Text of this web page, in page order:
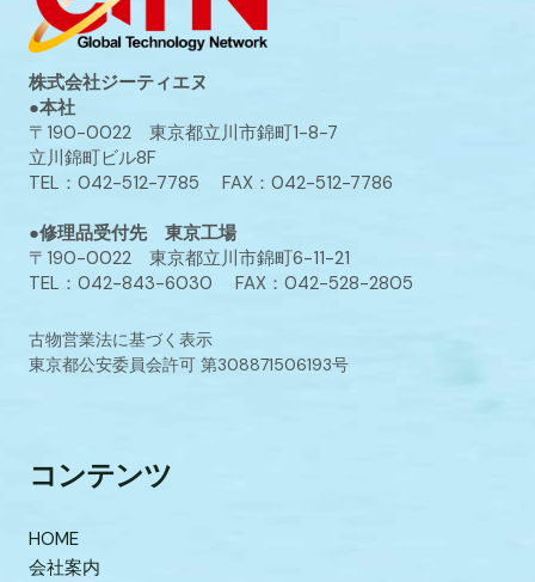
株式会社ジーティエヌ
●本社
〒190-0022 東京都立川市錦町1-8-7
立川錦町ビル8F
TEL：042-512-7785 FAX：042-512-7786
●修理品受付先 東京工場
〒190-0022 東京都立川市錦町6-11-21
TEL：042-843-6030 FAX：042-528-2805
古物営業法に基づく表示
東京都公安委員会許可 第308871506193号
コンテンツ
HOME
会社案内